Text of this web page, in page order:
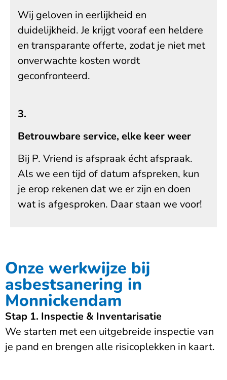
Wij geloven in eerlijkheid en
duidelijkheid. Je krijgt vooraf een heldere
en transparante offerte, zodat je niet met
onverwachte kosten wordt
geconfronteerd.
3.
Betrouwbare service, elke keer weer
Bij P. Vriend is afspraak écht afspraak.
Als we een tijd of datum afspreken, kun
je erop rekenen dat we er zijn en doen
wat is afgesproken. Daar staan we voor!
Onze werkwijze bij
asbestsanering in
Monnickendam
Stap 1. Inspectie & Inventarisatie
We starten met een uitgebreide inspectie van
je pand en brengen alle risicoplekken in kaart.